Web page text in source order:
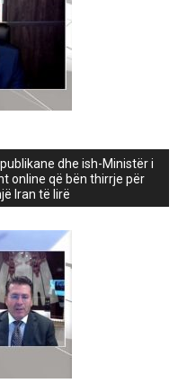
dhe ish-Ministër i
online që bën thirrje për
Iran të lirë